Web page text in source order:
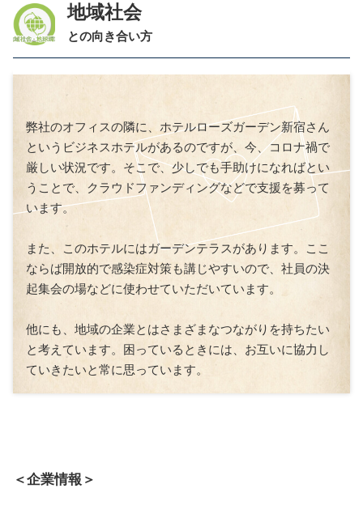
地域社会
との向き合い方
弊社のオフィスの隣に、ホテルローズガーデン新宿さん
というビジネスホテルがあるのですが、今、コロナ禍で
厳しい状況です。そこで、少しでも手助けになればとい
うことで、クラウドファンディングなどで支援を募って
います。
また、このホテルにはガーデンテラスがあります。ここ
ならば開放的で感染症対策も講じやすいので、社員の決
起集会の場などに使わせていただいています。
他にも、地域の企業とはさまざまなつながりを持ちたい
と考えています。困っているときには、お互いに協力し
ていきたいと常に思っています。
＜企業情報＞